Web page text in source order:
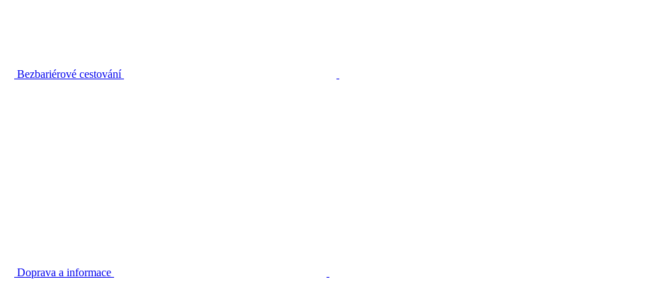
Bezbariérové cestování
Doprava a informace